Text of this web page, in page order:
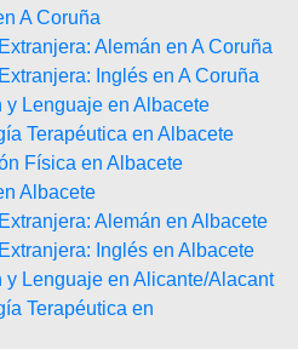
A Coruña
Alemán en A Coruña
Inglés en A Coruña
y Lenguaje en Albacete
Terapéutica en Albacete
Física en Albacete
Albacete
Alemán en Albacete
Inglés en Albacete
y Lenguaje en Alicante/Alacant
Terapéutica en